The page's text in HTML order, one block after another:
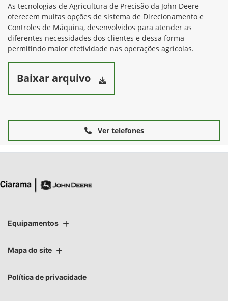
As tecnologias de Agricultura de Precisão da John Deere
oferecem muitas opções de sistema de Direcionamento e
Controles de Máquina, desenvolvidos para atender as
diferentes necessidades dos clientes e dessa forma
permitindo maior efetividade nas operações agrícolas.
Baixar arquivo
Ver telefones
Equipamentos
Mapa do site
Política de privacidade